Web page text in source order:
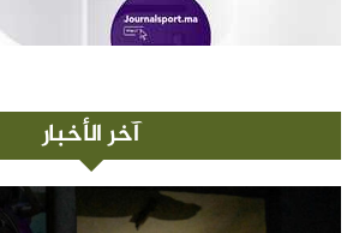
آخر الأخبار